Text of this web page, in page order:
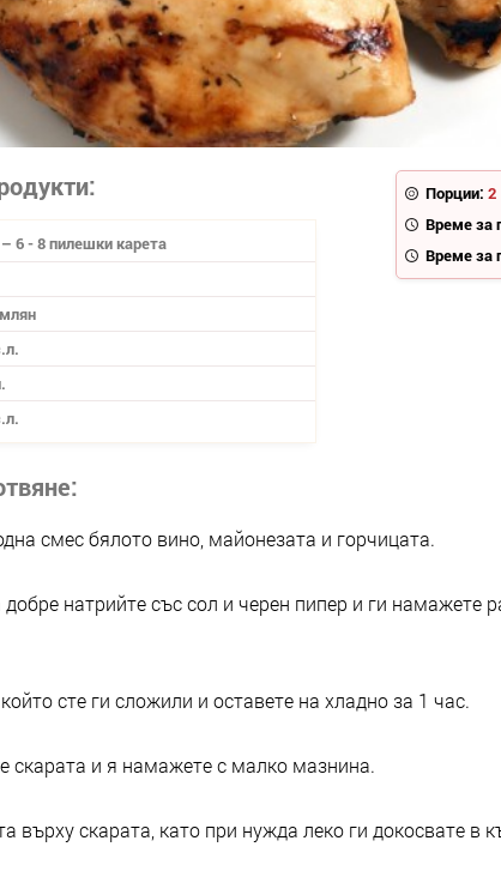
Порции: 2
Време за
Време за
– 6 - 8 пилешки карета
смес бялото вино, майонезата и горчицата.
натрийте със сол и черен пипер и ги намажете
сте ги сложили и оставете на хладно за 1 час.
скарата и я намажете с малко мазнина.
върху скарата, като при нужда леко ги докосвате в